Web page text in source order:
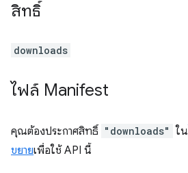
สิทธิ์
downloads
ไฟล์ Manifest
คุณต้องประกาศสิทธิ์ "downloads" ใน
ขยายเพื่อใช้ API นี้